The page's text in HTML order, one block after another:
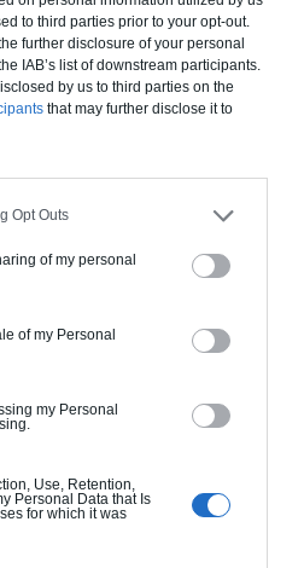
to third parties prior to your opt-out.
further disclosure of your personal
IAB’s list of downstream participants.
by us to third parties on the
that may further disclose it to
Opt Outs
of my personal
of my Personal
my Personal
Use, Retention,
Personal Data that Is
for which it was